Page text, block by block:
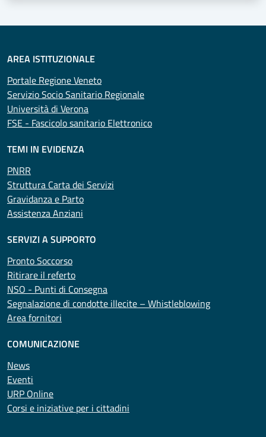
AREA ISTITUZIONALE
Portale Regione Veneto
Servizio Socio Sanitario Regionale
Università di Verona
FSE - Fascicolo sanitario Elettronico
TEMI IN EVIDENZA
PNRR
Struttura Carta dei Servizi
Gravidanza e Parto
Assistenza Anziani
SERVIZI A SUPPORTO
Pronto Soccorso
Ritirare il referto
NSO - Punti di Consegna
Segnalazione di condotte illecite – Whistleblowing
Area fornitori
COMUNICAZIONE
News
Eventi
URP Online
Corsi e iniziative per i cittadini